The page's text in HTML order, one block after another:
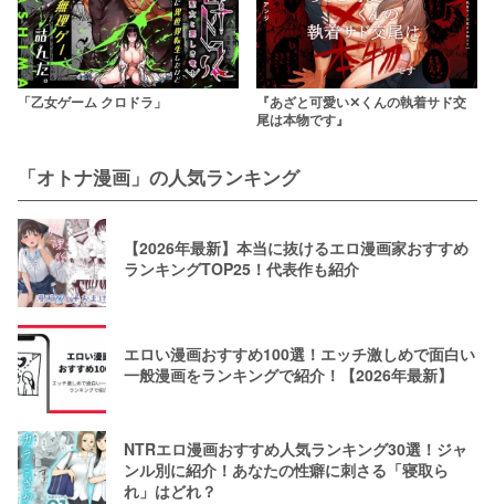
「乙女ゲーム クロドラ」
『あざと可愛い✕くんの執着サド交
尾は本物です』
「オトナ漫画」の人気ランキング
【2026年最新】本当に抜けるエロ漫画家おすすめ
ランキングTOP25！代表作も紹介
エロい漫画おすすめ100選！エッチ激しめで面白い
一般漫画をランキングで紹介！【2026年最新】
NTRエロ漫画おすすめ人気ランキング30選！ジャ
ンル別に紹介！あなたの性癖に刺さる「寝取ら
れ」はどれ？